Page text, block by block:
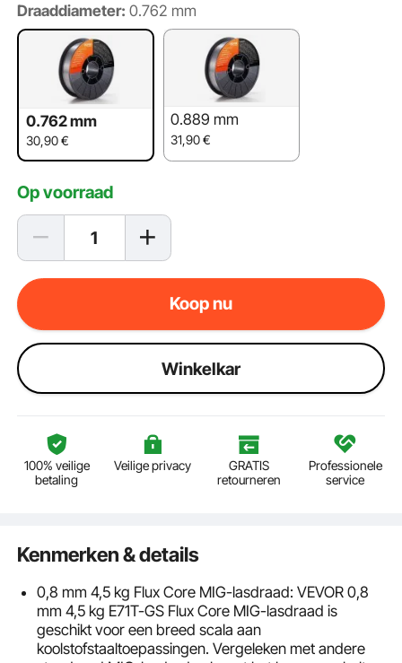
Draaddiameter: 0.762 mm
0.762 mm
30,90€
0.889 mm
31,90€
Op voorraad
Koop nu
Winkelkar
100% veilige
betaling
Veilige privacy
GRATIS
retourneren
Professionele
service
Kenmerken & details
0,8 mm 4,5 kg Flux Core MIG-lasdraad: VEVOR 0,8
mm 4,5 kg E71T-GS Flux Core MIG-lasdraad is
geschikt voor een breed scala aan
koolstofstaaltoepassingen. Vergeleken met andere